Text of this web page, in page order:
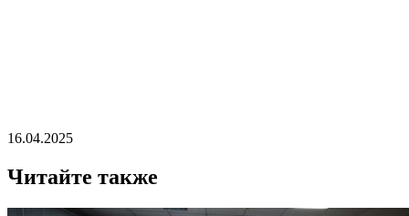
16.04.2025
Читайте также